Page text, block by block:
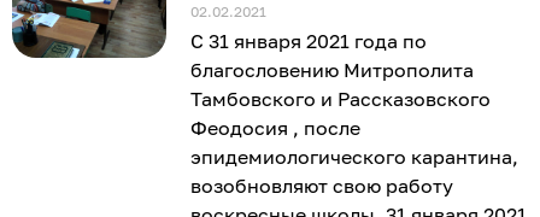
02.02.2021
С 31 января 2021 года по
благословению Митрополита
Тамбовского и Рассказовского
Феодосия , после
эпидемиологического карантина,
возобновляют свою работу